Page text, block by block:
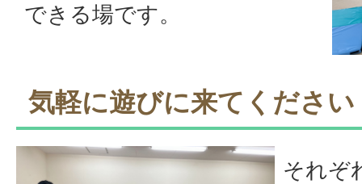
できる場です。
気軽に遊びに来てください
それぞ